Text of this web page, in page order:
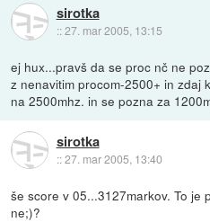
sirotka
::27. mar 2005, 13:15
ej hux...pravš da se proc nč ne
z nenavitim procom-2500+ in zdaj
na 2500mhz. in se pozna za
sirotka
::27. mar 2005, 13:40
še score v 05...3127markov. To je
ne;)?